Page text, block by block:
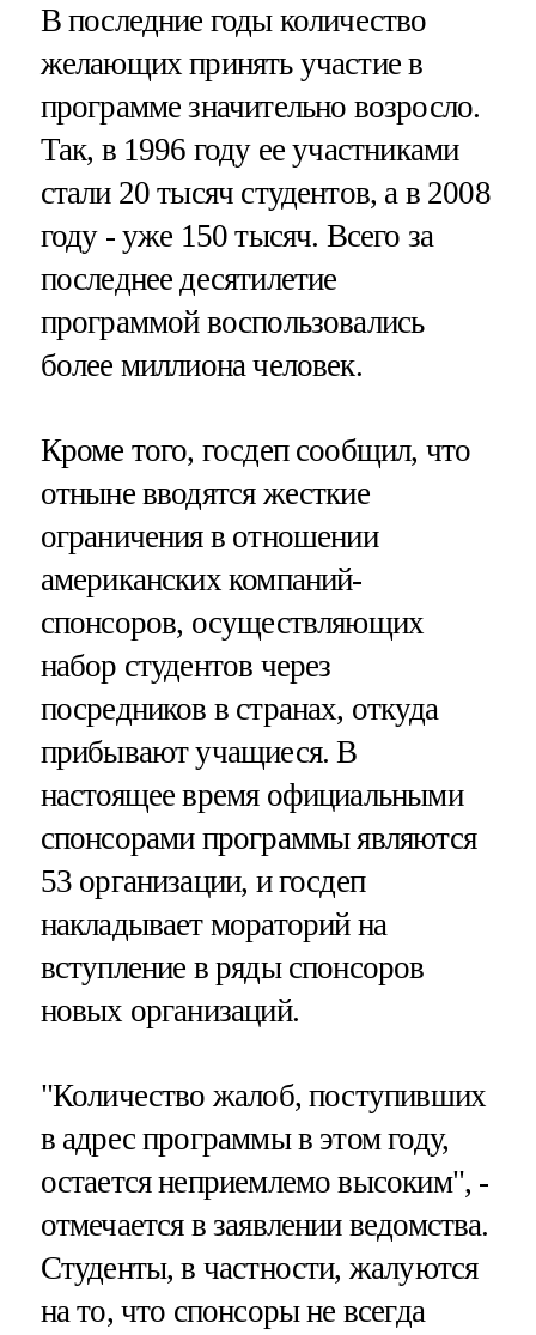
В последние годы количество
желающих принять участие в
программе значительно возросло.
Так, в 1996 году ее участниками
стали 20 тысяч студентов, а в 2008
году - уже 150 тысяч. Всего за
последнее десятилетие
программой воспользовались
более миллиона человек.
Кроме того, госдеп сообщил, что
отныне вводятся жесткие
ограничения в отношении
американских компаний-
спонсоров, осуществляющих
набор студентов через
посредников в странах, откуда
прибывают учащиеся. В
настоящее время официальными
спонсорами программы являются
53 организации, и госдеп
накладывает мораторий на
вступление в ряды спонсоров
новых организаций.
"Количество жалоб, поступивших
в адрес программы в этом году,
остается неприемлемо высоким", -
отмечается в заявлении ведомства.
Студенты, в частности, жалуются
на то, что спонсоры не всегда